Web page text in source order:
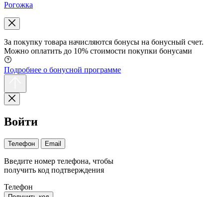
Рогожка
За покупку товара начисляются бонусы на бонусный счет.
Можно оплатить до 10% стоимости покупки бонусами
Подробнее о бонусной программе
Войти
Телефон Email
Введите номер телефона, чтобы
получить код подтверждения
Телефон